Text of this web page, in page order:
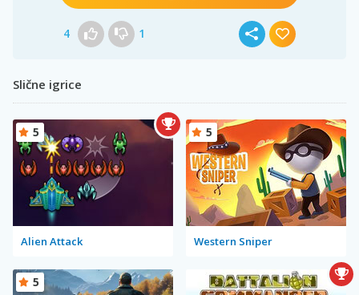
4 1
Slične igrice
Alien Attack
5
Western Sniper
5
5